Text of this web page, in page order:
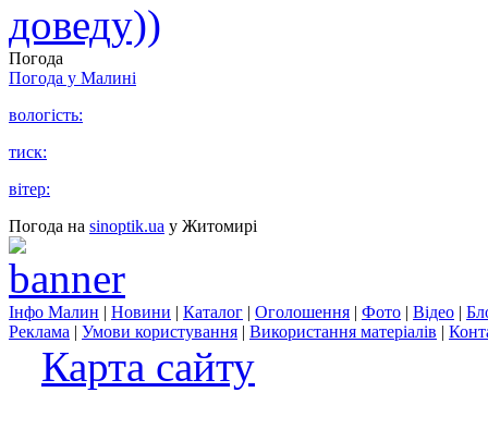
доведу))
Погода
Погода у Малині
вологість:
тиск:
вітер:
Погода на sinoptik.ua у Житомирі
Інфо Малин | Новини | Каталог | Оголошення | Фото | Відео |
Реклама | Умови користування | Використання матеріалів |
Карта сайту